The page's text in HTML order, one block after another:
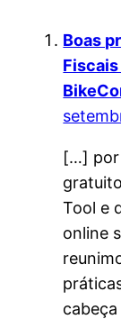
Boas
[…] por
Tool e
online